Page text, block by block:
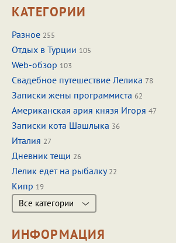
КАТЕГОРИИ
Разное 255
Отдых в Турции 105
Web-обзор 103
Свадебное путешествие Лелика 78
Записки жены программиста 62
Американская ария князя Игоря 47
Записки кота Шашлыка 36
Италия 27
Дневник тещи 26
Лелик едет на рыбалку22
Кипр 19
Все категории
ИНФОРМАЦИЯ